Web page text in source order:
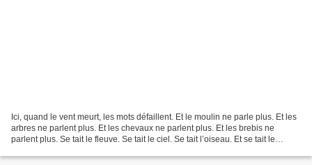
Ici, quand le vent meurt, les mots défaillent. Et le moulin ne parle plus. Et les
arbres ne parlent plus. Et les chevaux ne parlent plus. Et les brebis ne
parlent plus. Se tait le fleuve. Se tait le ciel. Se tait l’oiseau. Et se tait le